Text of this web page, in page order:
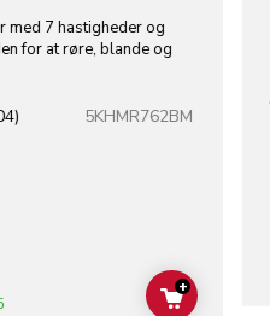
med 7 hastigheder og
for at røre, blande og
5KHMR762BM
ADD TO
+